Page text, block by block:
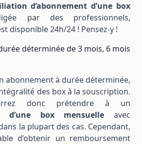
d’abonnement d’une box
par des professionnels,
disponible 24h/24 ! Pensez-y !
déterminée de 3 mois, 6 mois
abonnement à durée déterminée,
des box à la souscription.
donc prétendre à un
d’une box mensuelle avec
la plupart des cas. Cependant,
d’obtenir un remboursement